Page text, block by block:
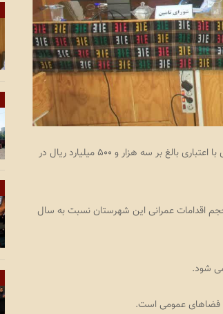
پستچی نیوز: سرپرست فرمانداری رودسر از افتتاح و بهره برداری از ۳۵۵ پروژه عمرانی و اقتصادی با اعتباری بالغ بر سه هزار و ۵۰۰ میلیارد ریال در
اقدامات عمرانی این شهرستان نسبت به سال
فضاهای عمومی است.